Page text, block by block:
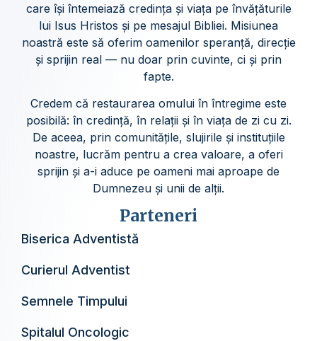
care își întemeiază credința și viața pe învățăturile
lui Isus Hristos și pe mesajul Bibliei. Misiunea
noastră este să oferim oamenilor speranță, direcție
și sprijin real — nu doar prin cuvinte, ci și prin
fapte.
Credem că restaurarea omului în întregime este
posibilă: în credință, în relații și în viața de zi cu zi.
De aceea, prin comunitățile, slujirile și instituțiile
noastre, lucrăm pentru a crea valoare, a oferi
sprijin și a-i aduce pe oameni mai aproape de
Dumnezeu și unii de alții.
Parteneri
Biserica Adventistă
Curierul Adventist
Semnele Timpului
Spitalul Oncologic